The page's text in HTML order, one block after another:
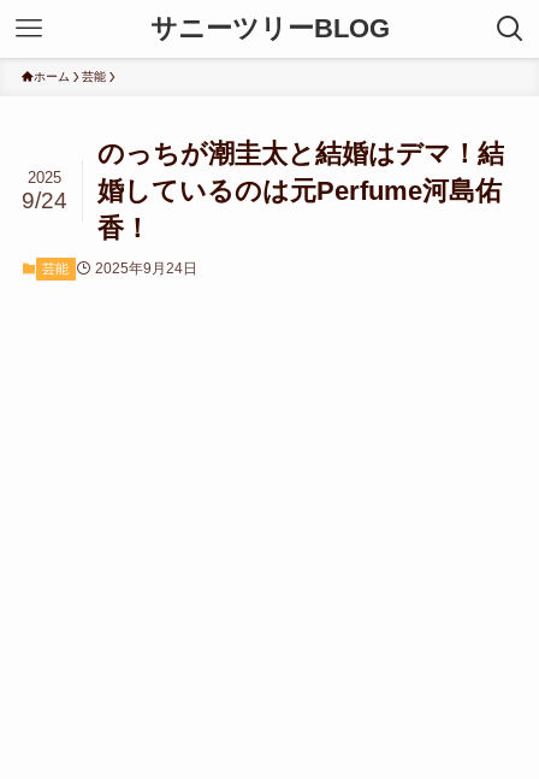
サニーツリーBLOG
ホーム 芸能
のっちが潮圭太と結婚はデマ！結
婚しているのは元Perfume河島佑
香！
2025
9/24
芸能 2025年9月24日